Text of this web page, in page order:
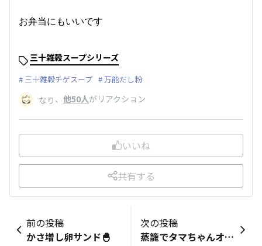
お弁当にもいいです
三十雑穀スープシリーズ
三十雑穀チゲスープ 万能だし粉
なり 、 他50人がリアクション
いいね
共有する
前の投稿
かさ増し卵サンド🐣
次の投稿
蒸籠でタマちゃんオムライス